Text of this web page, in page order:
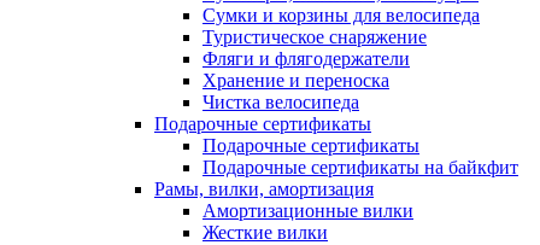
Сумки и корзины для велосипеда
Туристическое снаряжение
Фляги и флягодержатели
Хранение и переноска
Чистка велосипеда
Подарочные сертификаты
Подарочные сертификаты
Подарочные сертификаты на байкфит
Рамы, вилки, амортизация
Амортизационные вилки
Жесткие вилки